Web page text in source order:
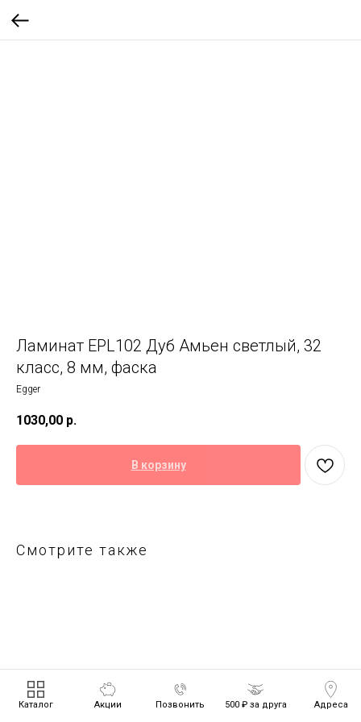
Ламинат EPL102 Дуб Амьен светлый, 32
класс, 8 мм, фаска
Egger
1030,00 р.
В корзину
Смотрите также
Каталог Акции Позвонить 500 ₽ за друга Адреса